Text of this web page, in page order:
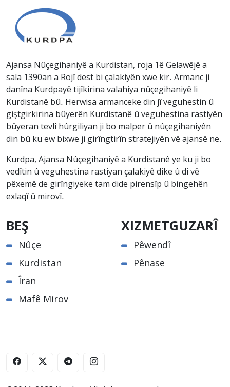
Ajansa Nûçegihaniyê a Kurdistan, roja 1ê Gelawêjê a
sala 1390an a Rojî dest bi çalakiyên xwe kir. Armanc ji
danîna Kurdpayê tijîkirina valahiya nûçegihaniyê li
Kurdistanê bû. Herwisa armanceke din jî veguhestin û
giştgirkirina bûyerên Kurdistanê û veguhestina rastiyên
bûyeran tevlî hûrgiliyan ji bo malper û nûçegihaniyên
din bû ku ew bixwe ji girîngtirîn stratejiyên vê ajansê ne.
Kurdpa, Ajansa Nûçegihaniyê a Kurdistanê ye ku ji bo
vedîtin û veguhestina rastiyan çalakiyê dike û di vê
pêxemê de girîngiyeke tam dide pirensîp û bingehên
exlaqî û mirovî.
BEŞ
Nûçe
Kurdistan
Îran
Mafê Mirov
XIZMETGUZARÎ
Pêwendî
Pênase